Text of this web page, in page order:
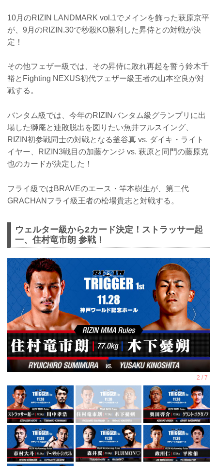
10月のRIZIN LANDMARK vol.1でメインを飾った萩原京平
が、9月のRIZIN.30で秒殺KO勝利した昇侍との対戦が決
定！
その他フェザー級では、その昇侍に敗れ再起を誓う鈴木千
裕とFighting NEXUS初代フェザー級王者の山本空良が対
戦する。
バンタム級では、今年のRIZINバンタム級グランプリに出
場した獅庵と連敗脱出を図りたい魚井フルスイング、
RIZIN初参戦同士の対戦となる釜谷真 vs. ダイキ・ライト
イヤー、RIZIN3戦目の加藤ケンジ vs. 萩原と同門の藤原克
也のカードが決定した！
フライ級ではBRAVEのエース・竿本樹生が、第二代
GRACHANフライ級王者の松場貴志と対戦する。
ウェルター級から2カード決定！ストラッサー起
一、住村竜市朗 参戦！